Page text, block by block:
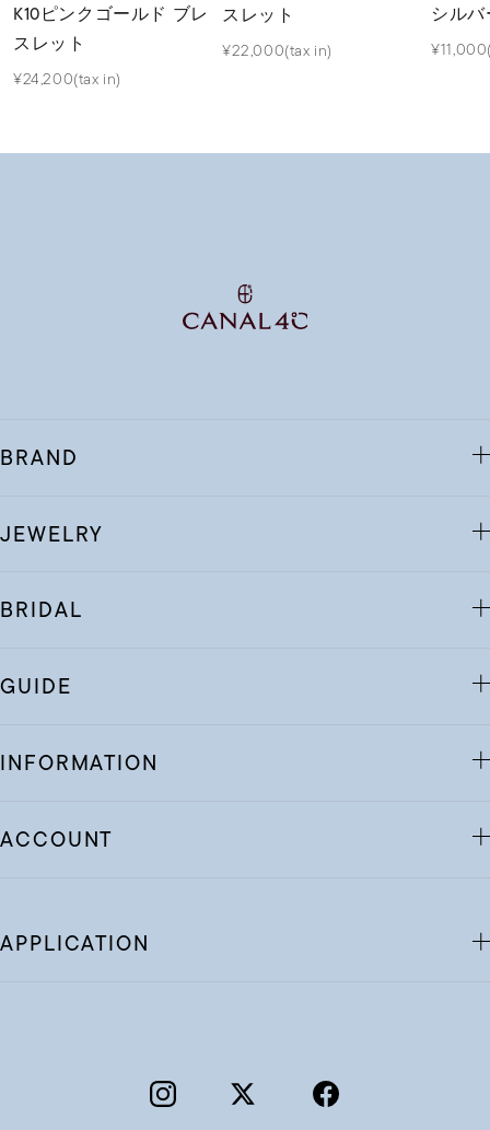
K10ピンクゴールド ブレ
スレット
¥24,200(tax in)
スレット
¥22,000(tax in)
シル
BRAND
JEWELRY
BRIDAL
GUIDE
INFORMATION
ACCOUNT
APPLICATION